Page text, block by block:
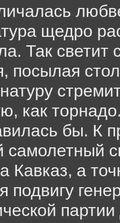
щедро
Так
посылая
как
бы. К
самолетный
Кавказ, а
подвигу